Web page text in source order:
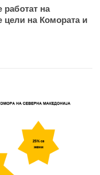
работат на
цели на Комората и